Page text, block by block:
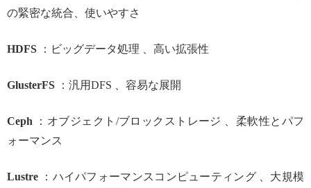
の緊密な統合、使いやすさ
HDFS ：ビッグデータ処理 、高い拡張性
GlusterFS ：汎用DFS 、容易な展開
Ceph
：オブジェクト/ブロックストレージ 、柔軟性とパフ
ォーマンス
Lustre
：ハイパフォーマンスコンピューティング 、大規模